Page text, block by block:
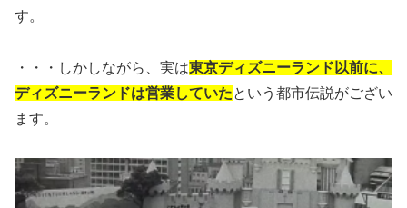
す。
・・・しかしながら、実は東京ディズニーランド以前に、
ディズニーランドは営業していたという都市伝説がござい
ます。